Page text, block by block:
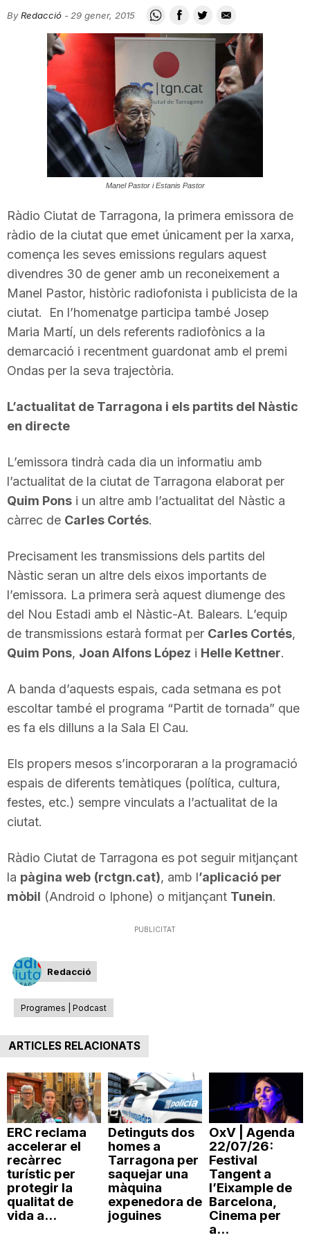
i
d
e
T
a
r
r
a
o
n
By Redacció - 29 gener, 2015
Manel Pastor i Estanis Pastor
Ràdio Ciutat de Tarragona, la primera emissora de
ràdio de la ciutat que emet únicament per la xarxa,
comença les seves emissions regulars aquest
divendres 30 de gener amb un reconeixement a
Manel Pastor, històric radiofonista i publicista de la
ciutat. En l’homenatge participa també Josep
Maria Martí, un dels referents radiofònics a la
demarcació i recentment guardonat amb el premi
Ondas per la seva trajectòria.
L’actualitat de Tarragona i els partits del Nàstic
en directe
L’emissora tindrà cada dia un informatiu amb
l’actualitat de la ciutat de Tarragona elaborat per
Quim Pons i un altre amb l’actualitat del Nàstic a
càrrec de Carles Cortés.
Precisament les transmissions dels partits del
Nàstic seran un altre dels eixos importants de
l’emissora. La primera serà aquest diumenge des
del Nou Estadi amb el Nàstic-At. Balears. L’equip
de transmissions estarà format per Carles Cortés,
Quim Pons, Joan Alfons López i Helle Kettner.
A banda d’aquests espais, cada setmana es pot
escoltar també el programa “Partit de tornada” que
es fa els dilluns a la Sala El Cau.
Els propers mesos s’incorporaran a la programació
espais de diferents temàtiques (política, cultura,
festes, etc.) sempre vinculats a l’actualitat de la
ciutat.
Ràdio Ciutat de Tarragona es pot seguir mitjançant
la pàgina web (rctgn.cat), amb l’aplicació per
mòbil (Android o Iphone) o mitjançant Tunein.
PUBLICITAT
Redacció
Programes | Podcast
ARTICLES RELACIONATS
ERC reclama
accelerar el
recàrrec
turístic per
protegir la
qualitat de
vida a...
Detinguts dos
homes a
Tarragona per
saquejar una
màquina
expenedora de
joguines
OxV | Agenda
22/07/26:
Festival
Tangent a
l’Eixample de
Barcelona,
Cinema per
a...